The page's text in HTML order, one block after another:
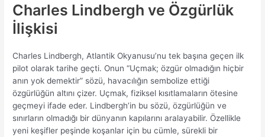
Charles Lindbergh ve Özgürlük
İlişkisi
Charles Lindbergh, Atlantik Okyanusu’nu tek başına geçen ilk
pilot olarak tarihe geçti. Onun “Uçmak; özgür olmadığın hiçbir
anın yok demektir” sözü, havacılığın sembolize ettiği
özgürlüğün altını çizer. Uçmak, fiziksel kısıtlamaların ötesine
geçmeyi ifade eder. Lindbergh’in bu sözü, özgürlüğün ve
sınırların olmadığı bir dünyanın kapılarını aralayabilir. Özellikle
yeni keşifler peşinde koşanlar için bu cümle, sürekli bir